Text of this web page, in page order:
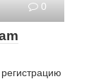
0